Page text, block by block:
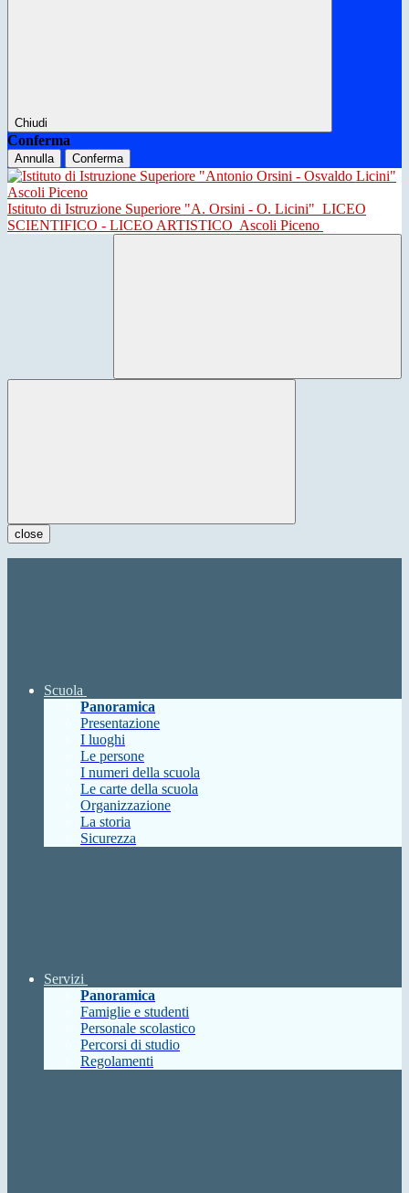
Chiudi
Conferma
Annulla Conferma
Istituto di Istruzione Superiore "A. Orsini - O. Licini" LICEO
SCIENTIFICO - LICEO ARTISTICO Ascoli Piceno
close
Scuola
Panoramica
Presentazione
I luoghi
Le persone
I numeri della scuola
Le carte della scuola
Organizzazione
La storia
Sicurezza
Servizi
Panoramica
Famiglie e studenti
Personale scolastico
Percorsi di studio
Regolamenti